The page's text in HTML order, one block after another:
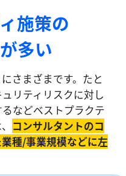
施策の
多い
さまざまです。たと
リティリスクに対し
などベストプラクテ
コンサルタントのコ
種/事業規模などに左